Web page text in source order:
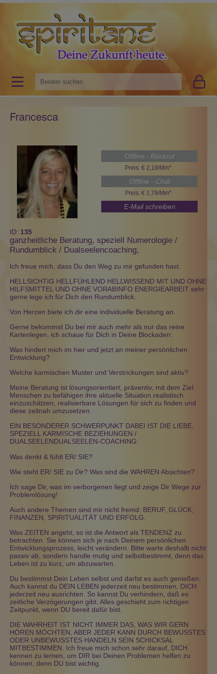
Francesca
Offline - Rückruf
Preis: € 2,19/Min*
Offline - Chat
Preis: € 1,79/Min*
E-Mail schreiben
ID: 135
ganzheitliche Beratung, speziell Numerologie /
Rundumblick / Dualseelencoaching,
Ich freue mich, dass Du den Weg zu mir gefunden hast.
HELLSICHTIG HELLFÜHLEND HELLWISSEND MIT UND OHNE
HILFSMITTEL UND OHNE VORABINFO ENERGIEARBEIT sehr
gerne lege ich für Dich den Rundumblick.
Von Herzen biete ich dir eine individuelle Beratung an.
Gerne bekommst Du bei mir auch mehr als nur das reine
Kartenlegen, ich schaue für Dich in Deine Blockaden:
Was hindert mich im hier und jetzt an meiner persönlichen
Entwicklung?
Welche karmischen Muster und Verstrickungen sind aktiv?
Meine Beratung ist lösungsorientiert, präventiv, mit dem Ziel
Menschen zu befähigen ihre aktuelle Situation realistisch
einzuschätzen, realisierbare Lösungen für sich zu finden und
diese zeitnah umzusetzen.
EIN BESONDERER SCHWERPUNKT DABEI IST DIE LIEBE,
SPEZIELL KARMISCHE BEZIEHUNGEN /
DUALSEELENDUALSEELEN-COACHING:
Was denkt & fühlt ER/ SIE?
Wie steht ER/ SIE zu Dir? Was sind die WAHREN Absichten?
Ich sage Dir, was im verborgenen liegt und zeige Dir Wege zur
Problemlösung!
Auch andere Themen sind mir nicht fremd: BERUF, GLÜCK,
FINANZEN, SPIRITUALITÄT UND ERFOLG.
Was ZEITEN angeht, so ist die Antwort als TENDENZ zu
betrachten. Sie können sich je nach Deinem persönlichen
Entwicklungsprozess, leicht verändern. Bitte warte deshalb nicht
passiv ab, sondern handle mutig und selbstbestimmt, denn das
Leben ist zu kurz, um abzuwarten.
Du bestimmst Dein Leben selbst und darfst es auch genießen.
Auch kannst du DEIN LEBEN jederzeit neu bestimmen, DICH
jederzeit neu ausrichten. So kannst Du verhindern, daß es
zeitliche Verzögerungen gibt. Alles geschieht zum richtigen
Zeitpunkt, wenn DU bereit dafür bist.
DIE WAHRHEIT IST NICHT IMMER DAS, WAS WIR GERN
HÖREN MÖCHTEN, ABER JEDER KANN DURCH BEWUSSTES
ODER UNBEWUSSTES HANDELN SEIN SCHICKSAL
MITBESTIMMEN. Ich freue mich schon sehr darauf, DICH
kennen zu lernen, um DIR bei Deinen Problemen helfen zu
können, denn DU bist wichtig.